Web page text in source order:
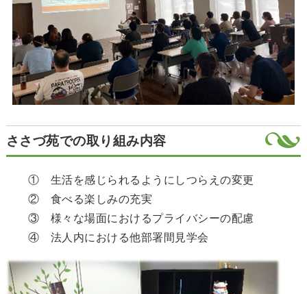
ささづ苑での取り組み内容
① 生活を感じられるようにしつらえの変更
② 食べる楽しみの充実
③ 様々な場面におけるプライバシーの配慮
④ 法人内における他部署間見学会